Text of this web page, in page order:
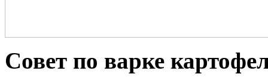
Совет по варке